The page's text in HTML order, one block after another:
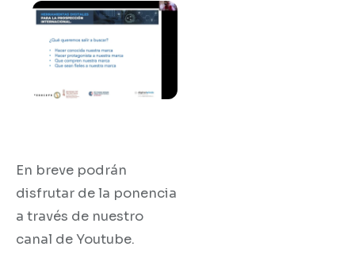
En breve podrán
disfrutar de la ponencia
a través de nuestro
canal de Youtube.